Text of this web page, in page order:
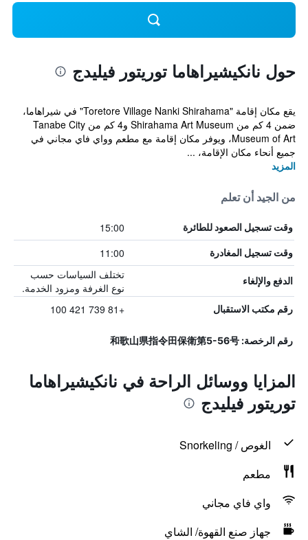
حول نانكيشيراهاما توريتور فيليدج
يقع مكان إقامة "Toretore Village Nanki Shirahama" في شيراهاما،
ضمن 4 كم من Shirahama Art Museum و4 كم من Tanabe City
Museum of Art، ويوفر مكان إقامة مع مطعم وواي فاي مجاني في
جميع أنحاء مكان الإقامة، ...
المزيد
من الجيد أن تعلم
وقت تسجيل الصعود للطائرة 15:00
وقت تسجيل المغادرة 11:00
الدفع والإلغاء
تختلف السياسات حسب
نوع الغرفة ومزود الخدمة.
رقم مكتب الاستقبال +81 739 421 100
رقم الرخصة: 和歌山県指令田保衛第5-56号
المزايا ووسائل الراحة في نانكيشيراهاما
توريتور فيليدج
الغوص / Snorkeling
مطعم
واي فاي مجاني
جهاز صنع القهوة/ الشاي